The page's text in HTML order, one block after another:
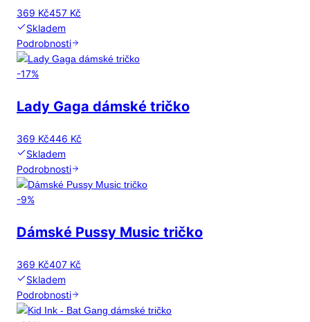
369 Kč457 Kč
Skladem
Podrobnosti
-17%
Lady Gaga dámské tričko
369 Kč446 Kč
Skladem
Podrobnosti
-9%
Dámské Pussy Music tričko
369 Kč407 Kč
Skladem
Podrobnosti